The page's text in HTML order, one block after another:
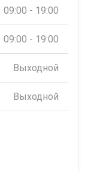
09:00 - 19:00
09:00 - 19:00
Выходной
Выходной